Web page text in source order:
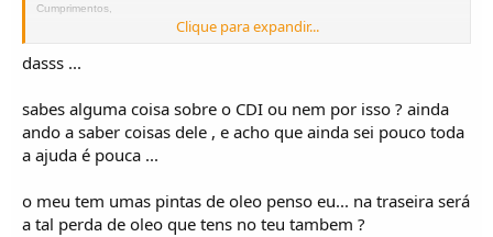
Cumprimentos,
www.pecas-umm.com
Clique para expandir...
dasss ...
sabes alguma coisa sobre o CDI ou nem por isso ? ainda
ando a saber coisas dele , e acho que ainda sei pouco toda
a ajuda é pouca ...
o meu tem umas pintas de oleo penso eu... na traseira será
a tal perda de oleo que tens no teu tambem ?